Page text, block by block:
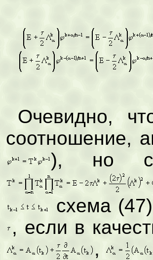
Очевидно,
соотношение,
), но с
схема
, если в
,